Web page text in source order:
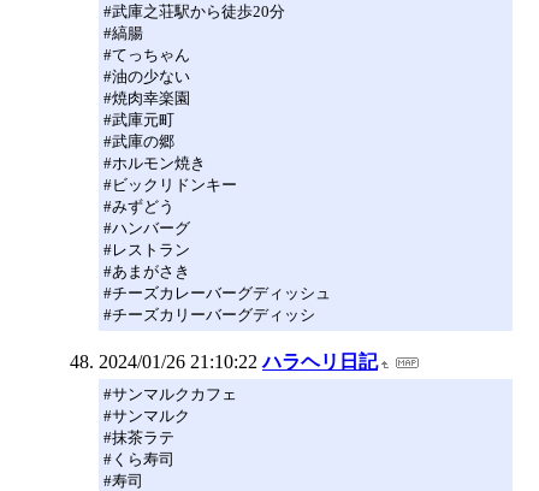
#武庫之荘駅から徒歩20分
#縞腸
#てっちゃん
#油の少ない
#焼肉幸楽園
#武庫元町
#武庫の郷
#ホルモン焼き
#ビックリドンキー
#みずどう
#ハンバーグ
#レストラン
#あまがさき
#チーズカレーバーグディッシュ
#チーズカリーバーグディッシ
2024/01/26 21:10:22 ハラヘリ日記
#サンマルクカフェ
#サンマルク
#抹茶ラテ
#くら寿司
#寿司